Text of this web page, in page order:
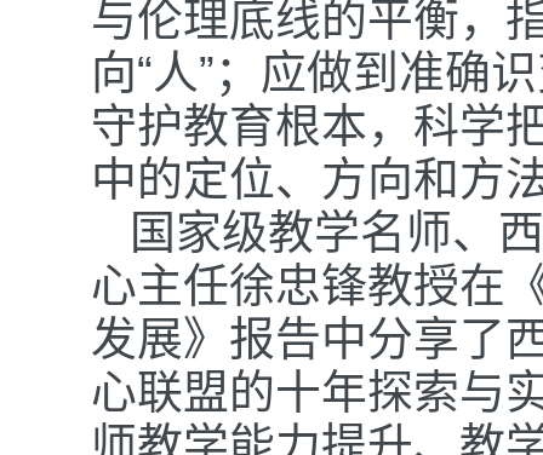
与伦理底线的平衡，
向“人”；应做到准确
守护教育根本，科学
中的定位、方向和方
国家级教学名师、
心主任徐忠锋教授在
发展》报告中分享了
心联盟的十年探索与